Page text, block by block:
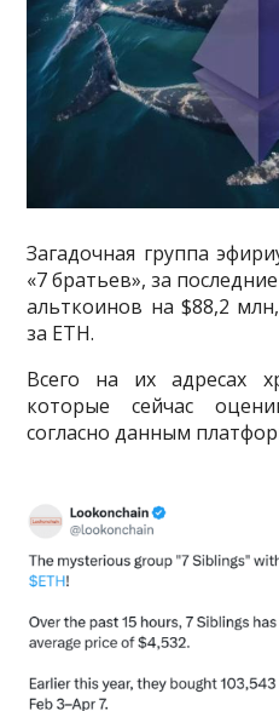
Загадочная группа
«7 братьев», за
альткоинов на $88,2
за ETH.
Всего на их адресах
которые сейчас
согласно данным